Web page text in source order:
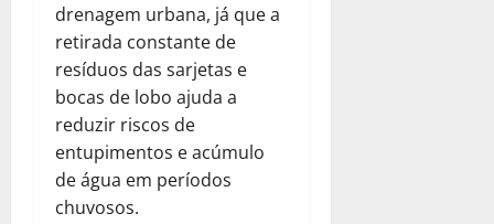
drenagem urbana, já que a
retirada constante de
resíduos das sarjetas e
bocas de lobo ajuda a
reduzir riscos de
entupimentos e acúmulo
de água em períodos
chuvosos.